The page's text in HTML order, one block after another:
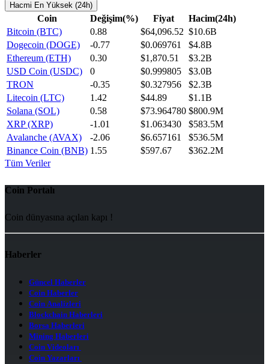
Hacmi En Yüksek (24h)
Coin Değişim(%) Fiyat
Hacim(24h)
Bitcoin (BTC)
0.88 $64,096.52 $10.6B
Dogecoin (DOGE)
-0.77 $0.069761
$4.8B
Ethereum (ETH)
0.30 $1,870.51
$3.2B
USD Coin (USDC)
0 $0.999805
$3.0B
TRON
-0.35 $0.327956
$2.3B
Litecoin (LTC)
1.42 $44.89
$1.1B
Solana (SOL)
0.58 $73.964780 $800.9M
XRP (XRP)
-1.01 $1.063430
$583.5M
Avalanche (AVAX)
-2.06 $6.657161
$536.5M
Binance Coin (BNB) 1.55 $597.67
$362.2M
Tüm Veriler
Coin Portalı
Coin dünyasına açılan kapı !
Haberler
Güncel Haberler
Coin Haberler
Coin Analizleri
Blockchain Haberleri
Borsa Haberleri
Mining Haberleri
Coin Videoları
Coin Yazarları